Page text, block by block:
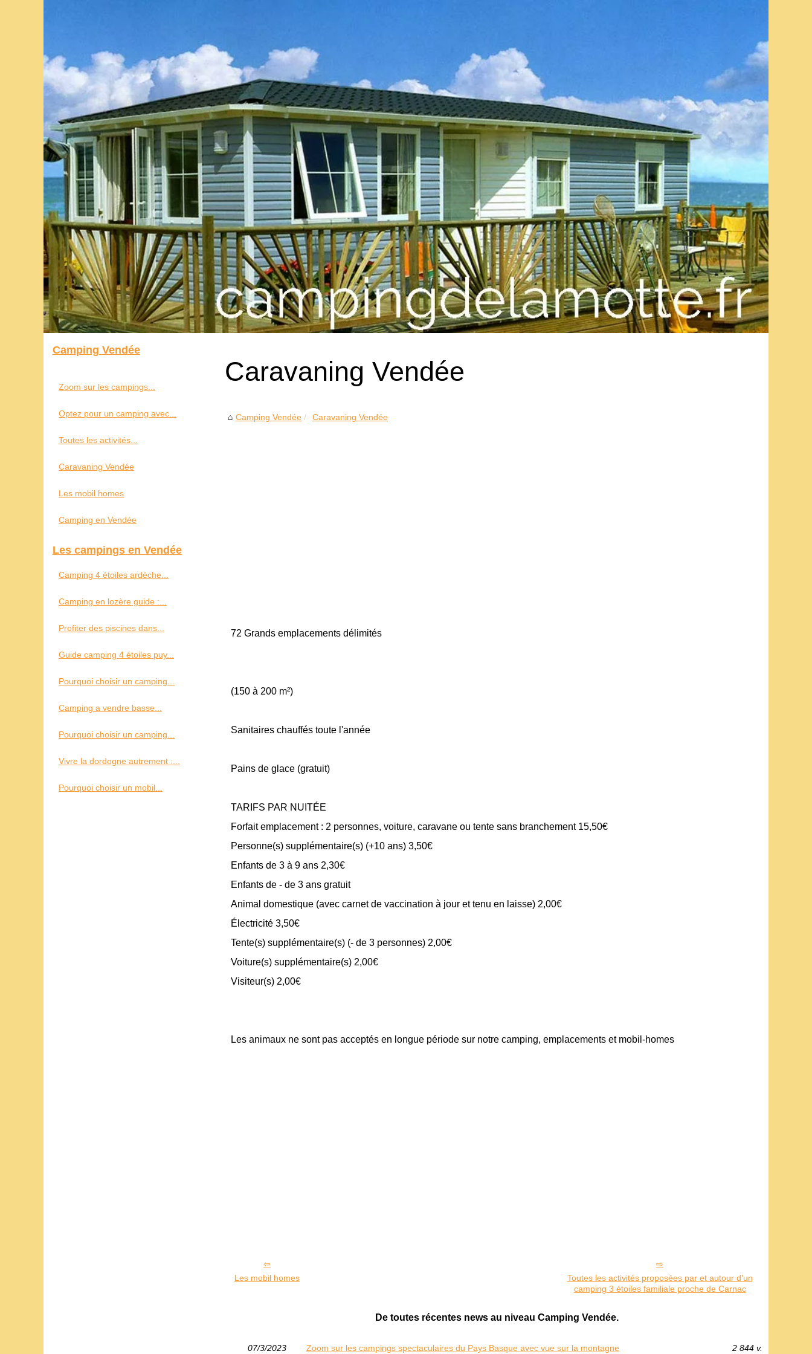
Caravaning Vendée
Camping Vendée Caravaning Vendée
72 Grands emplacements délimités
(150 à 200 m²)
Sanitaires chauffés toute l'année
Pains de glace (gratuit)
TARIFS PAR NUITÉE
Forfait emplacement : 2 personnes, voiture, caravane ou tente sans branchement 15,50€
Personne(s) supplémentaire(s) (+10 ans) 3,50€
Enfants de 3 à 9 ans 2,30€
Enfants de - de 3 ans gratuit
Animal domestique (avec carnet de vaccination à jour et tenu en laisse) 2,00€
Électricité 3,50€
Tente(s) supplémentaire(s) (- de 3 personnes) 2,00€
Voiture(s) supplémentaire(s) 2,00€
Visiteur(s) 2,00€
Les animaux ne sont pas acceptés en longue période sur notre camping, emplacements et mobil-homes
Les mobil homes
Toutes les activités proposées par et autour d'un
camping 3 étoiles familiale proche de Carnac
De toutes récentes news au niveau Camping Vendée.
07/3/2023 Zoom sur les campings spectaculaires du Pays Basque avec vue sur la montagne 2 844 v.
Camping Vendée
Zoom sur les campings...
Optez pour un camping avec...
Toutes les activités...
Caravaning Vendée
Les mobil homes
Camping en Vendée
Les campings en Vendée
Camping 4 étoiles ardèche...
Camping en lozère guide :...
Profiter des piscines dans...
Guide camping 4 étoiles puy...
Pourquoi choisir un camping...
Camping a vendre basse...
Pourquoi choisir un camping...
Vivre la dordogne autrement :...
Pourquoi choisir un mobil...